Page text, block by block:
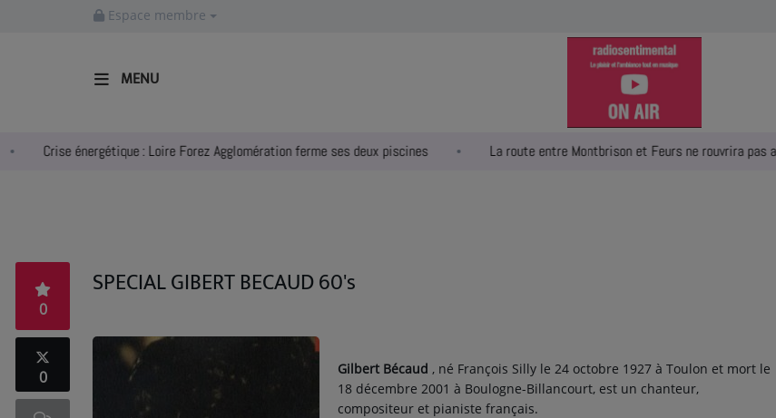
Espace membre
MENU
énergétique : Loire Forez Agglomération ferme ses deux piscines La route entre Montbrison et Feurs ne rouvrira pas avant 2023
AGENDA
EQUIPES
INFO CONCERT
SPECIAL GIBERT BECAUD 60's
0
0 Gilbert Bécaud , né François Silly le 24 octobre 1927 à Toulon et mort le
18 décembre 2001 à Boulogne-Billancourt, est un chanteur,
compositeur et pianiste français.